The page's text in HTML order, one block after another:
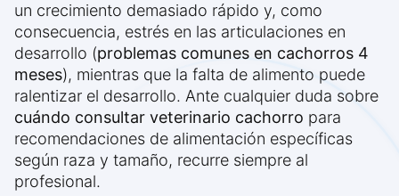
un crecimiento demasiado rápido y, como
consecuencia, estrés en las articulaciones en
desarrollo (problemas comunes en cachorros 4
meses), mientras que la falta de alimento puede
ralentizar el desarrollo. Ante cualquier duda sobre
cuándo consultar veterinario cachorro para
recomendaciones de alimentación específicas
según raza y tamaño, recurre siempre al
profesional.